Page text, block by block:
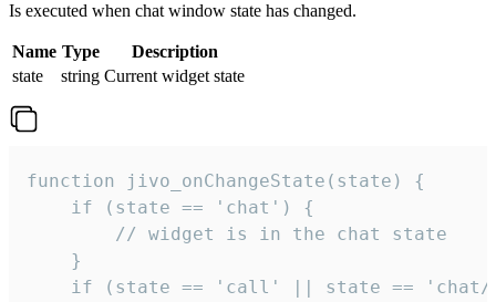
Is executed when chat window state has changed.
Name Type
Description
state
string Current widget state
function jivo_onChangeState(state) {
    if (state == 'chat') {
        // widget is in the chat state
    }
if (state == 'call' || state ==